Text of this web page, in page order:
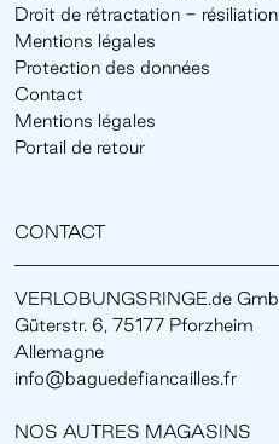
Droit de rétractation -
Mentions légales
Protection des données
Contact
Mentions légales
Portail de retour
CONTACT
VERLOBUNGSRINGE.de
Güterstr. 6, 75177 Pforzheim
Allemagne
info@baguedefiancailles.fr
NOS AUTRES MAGASINS